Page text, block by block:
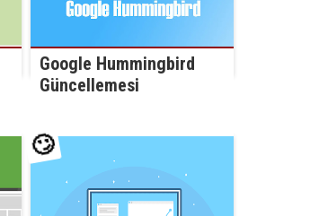
Google Hummingbird
Güncellemesi
🙄